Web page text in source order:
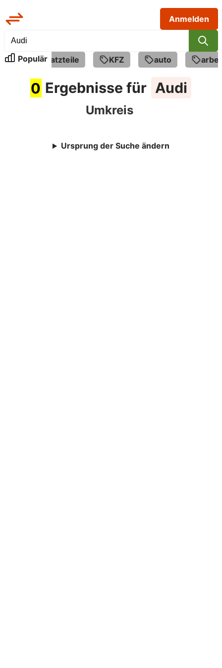
PopulärErsatzteile KFZ auto
Anmelden
0 Ergebnisse für Audi
Umkreis
Ursprung der Suche ändern